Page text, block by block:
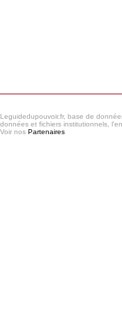
Leguidedupouvoir.fr, base de
données et fichiers institutionnels,
Voir nos Partenaires